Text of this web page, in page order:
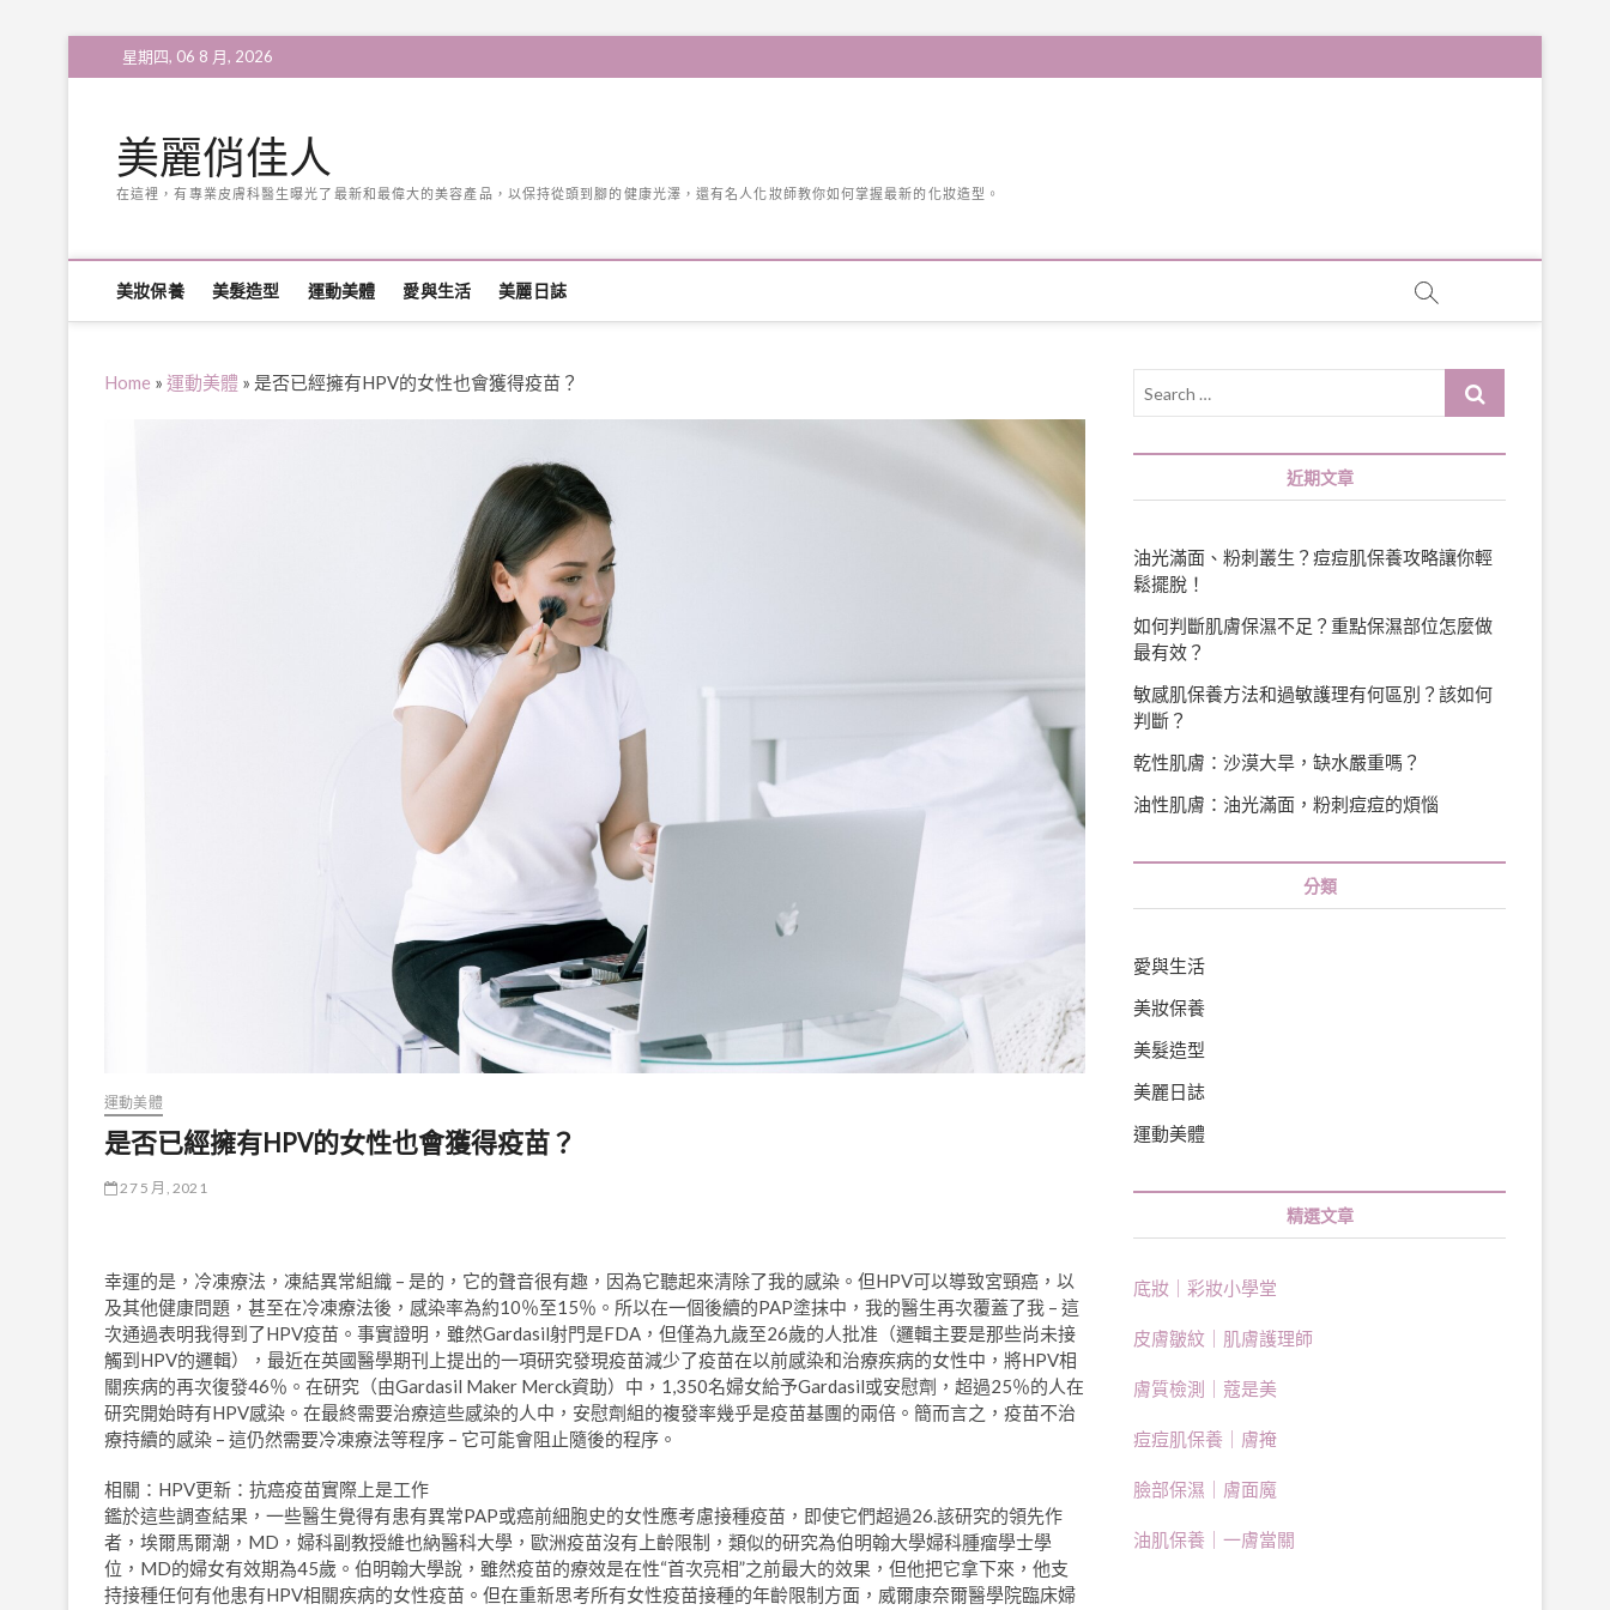
to
星期四, 06 8 月, 2026
美麗俏佳人
在這裡，有專業皮膚科醫生曝光了最新和最偉大的美容產品，以保持從頭到腳的健康光澤，還有名人化妝師教你如何掌握最新的化妝造型。
美妝保養 美髮造型 運動美體 愛與生活 美麗日誌
Home » 運動美體 » 是否已經擁有HPV的女性也會獲得疫苗？
運動美體
是否已經擁有HPV的女性也會獲得疫苗？
27 5 月, 2021
幸運的是，冷凍療法，凍結異常組織 – 是的，它的聲音很有趣，因為它聽起來清除了我的感染。但HPV可以導致宮頸癌，以
及其他健康問題，甚至在冷凍療法後，感染率為約10％至15％。所以在一個後續的PAP塗抹中，我的醫生再次覆蓋了我 – 這
次通過表明我得到了HPV疫苗。事實證明，雖然Gardasil射門是FDA，但僅為九歲至26歲的人批准（邏輯主要是那些尚未接
觸到HPV的邏輯），最近在英國醫學期刊上提出的一項研究發現疫苗減少了疫苗在以前感染和治療疾病的女性中，將HPV相
關疾病的再次復發46％。在研究（由Gardasil Maker Merck資助）中，1,350名婦女給予Gardasil或安慰劑，超過25％的人在
研究開始時有HPV感染。在最終需要治療這些感染的人中，安慰劑組的複發率幾乎是疫苗基團的兩倍。簡而言之，疫苗不治
療持續的感染 – 這仍然需要冷凍療法等程序 – 它可能會阻止隨後的程序。
相關：HPV更新：抗癌疫苗實際上是工作
鑑於這些調查結果，一些醫生覺得有患有異常PAP或癌前細胞史的女性應考慮接種疫苗，即使它們超過26.該研究的領先作
者，埃爾馬爾潮，MD，婦科副教授維也納醫科大學，歐洲疫苗沒有上齡限制，類似的研究為伯明翰大學婦科腫瘤學士學
位，MD的婦女有效期為45歲。伯明翰大學說，雖然疫苗的療效是在性“首次亮相”之前最大的效果，但他把它拿下來，他支
持接種任何有他患有HPV相關疾病的女性疫苗。但在重新思考所有女性疫苗接種的年齡限制方面，威爾康奈爾醫學院臨床婦
Search
近期文章
油光滿面、粉刺叢生？痘痘肌保養攻略讓你輕
鬆擺脫！
如何判斷肌膚保濕不足？重點保濕部位怎麼做
最有效？
敏感肌保養方法和過敏護理有何區別？該如何
判斷？
乾性肌膚：沙漠大旱，缺水嚴重嗎？
油性肌膚：油光滿面，粉刺痘痘的煩惱
分類
愛與生活
美妝保養
美髮造型
美麗日誌
運動美體
精選文章
底妝｜彩妝小學堂
皮膚皺紋｜肌膚護理師
膚質檢測｜蔻是美
痘痘肌保養｜膚掩
臉部保濕｜膚面魔
油肌保養｜一膚當關